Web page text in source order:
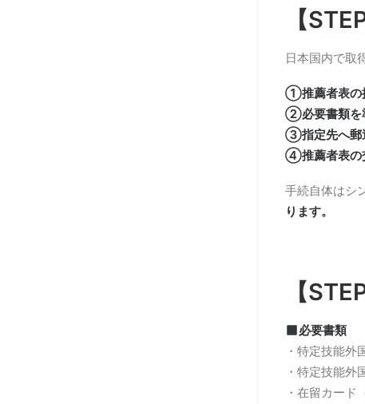
【
日本国内で取
①推薦者表の
②必要書類を
③指定先へ郵
④推薦者表の
手続自体はシ
ります。
【
必要書類
・特定技能外
・特定技能外
・在留カード